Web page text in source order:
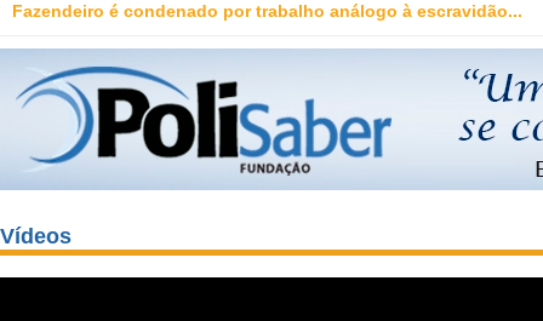
Fazendeiro é condenado por trabalho análogo à escravidão...
Vídeos